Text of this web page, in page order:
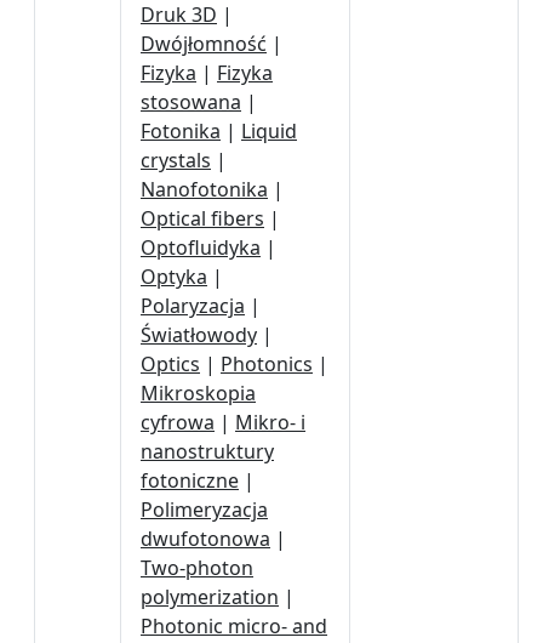
Druk 3D |
Dwójłomność |
Fizyka | Fizyka
stosowana |
Fotonika | Liquid
crystals |
Nanofotonika |
Optical fibers |
Optofluidyka |
Optyka |
Polaryzacja |
Światłowody |
Optics | Photonics |
Mikroskopia
cyfrowa | Mikro- i
nanostruktury
fotoniczne |
Polimeryzacja
dwufotonowa |
Two-photon
polymerization |
Photonic micro- and